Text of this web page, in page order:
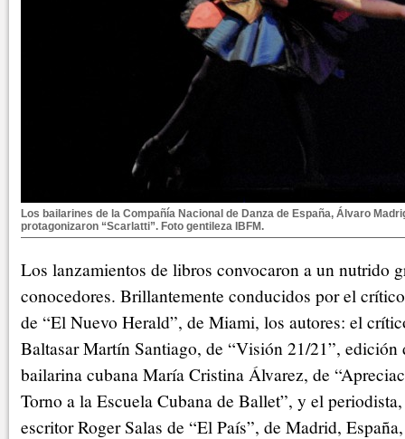
Los bailarines de la Compañía Nacional de Danza de España, Álvaro
protagonizaron “Scarlatti”. Foto gentileza IBFM.
Los lanzamientos de libros convocaron a un nutrido
conocedores. Brillantemente conducidos por el
de “El Nuevo Herald”, de Miami, los autores: el
Baltasar Martín Santiago, de “Visión 21/21”, edición
bailarina cubana María Cristina Álvarez, de
Torno a la Escuela Cubana de Ballet”, y el
escritor Roger Salas de “El País”, de Madrid,